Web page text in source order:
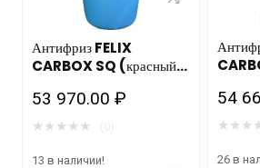
Антифриз FELIX
CARBOX SQ (красный)
ТС
53 970.00₽
★ ★ ★ ★ ★
13 в наличии!
CARBOX SQ
54
★ ★ ★
26 в